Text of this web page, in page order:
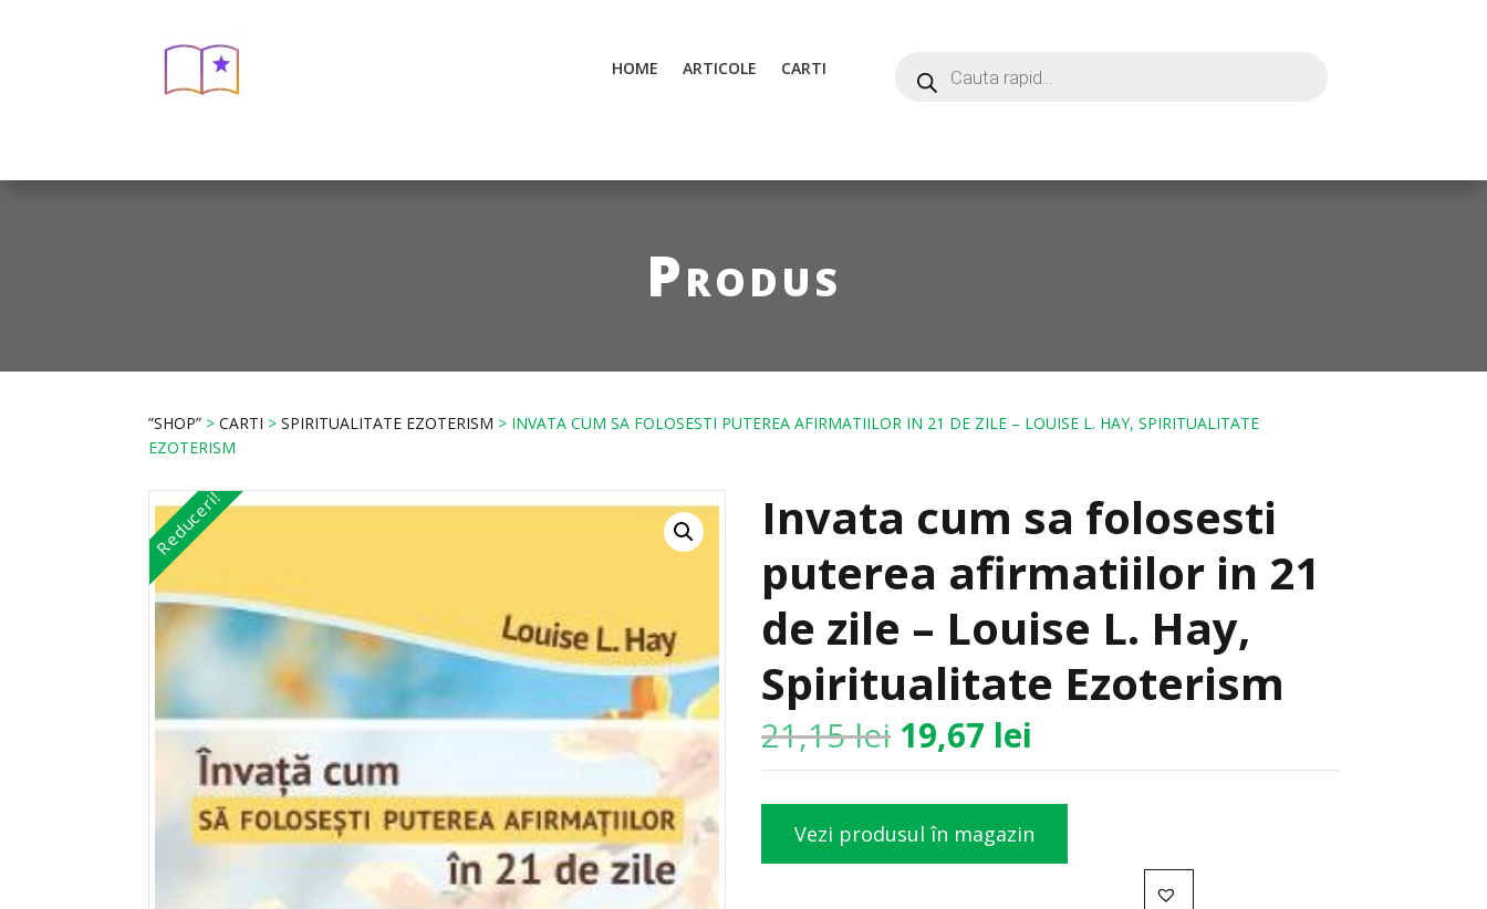
HOME ARTICOLE CARTI
Produs
”SHOP” >CARTI >SPIRITUALITATE EZOTERISM > INVATA CUM SA FOLOSESTI PUTEREA AFIRMATIILOR IN 21 DE ZILE – LOUISE L. HAY, SPIRITUALITATE
EZOTERISM
Reduceri!
Invata cum sa folosesti
puterea afirmatiilor in 21
de zile – Louise L. Hay,
Spiritualitate Ezoterism
21,15lei 19,67 lei
Vezi produsul în magazin